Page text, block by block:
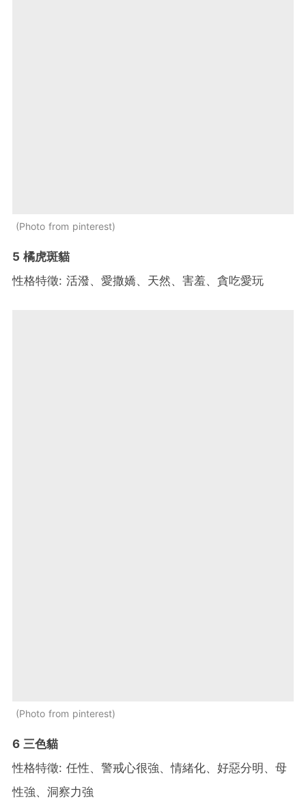
Photo from pinterest
5 橘虎斑貓
性格特徵: 活潑、愛撒嬌、天然、害羞、貪吃愛玩
Photo from pinterest
6 三色貓
性格特徵: 任性、警戒心很強、情緒化、好惡分明、母
性強、洞察力強